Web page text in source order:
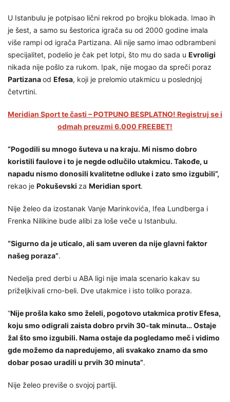
U Istanbulu je potpisao lični rekrod po brojku blokada. Imao ih
je šest, a samo su šestorica igrača su od 2000 godine imala
više rampi od igrača Partizana. Ali nije samo imao odbrambeni
specijalitet, podelio je čak pet lotpi, što mu do sada u Evroligi
nikada nije pošlo za rukom. Ipak, nije mogao da spreči poraz
Partizanaod Efesa, koji je prelomio utakmicu u poslednjoj
četvrtini.
Meridian Sport te časti – POTPUNO BESPLATNO! Registruj se i
odmah preuzmi 6.000 FREEBET!
“Pogodili su mnogo šuteva u na kraju. Mi nismo dobro
koristili faulove i to je negde odlučilo utakmicu. Takođe, u
napadu nismo donosili kvalitetne odluke i zato smo izgubili”,
rekao je Pokuševski za Meridian sport.
Nije želeo da izostanak Vanje Marinkovića, Ifea Lundberga i
Frenka Nilikine bude alibi za loše veče u Istanbulu.
“Sigurno da je uticalo, ali sam uveren da nije glavni faktor
našeg poraza”.
Nedelja pred derbi u ABA ligi nije imala scenario kakav su
priželjkivali crno-beli. Dve utakmice i isto toliko poraza.
“Nije prošla kako smo želeli, pogotovo utakmica protiv Efesa,
koju smo odigrali zaista dobro prvih 30-tak minuta… Ostaje
žal što smo izgubili. Nama ostaje da pogledamo meč i vidimo
gde možemo da napredujemo, ali svakako znamo da smo
dobar posao uradili u prvih 30 minuta”.
Nije želeo previše o svojoj partiji.